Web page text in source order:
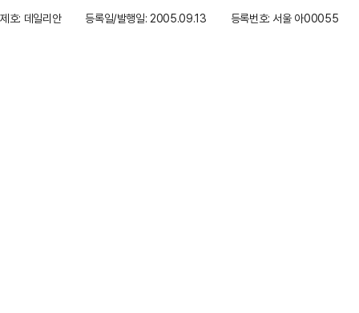
제호: 데일리안
등록일/발행일: 2005.09.13 등록번호: 서울 아00055